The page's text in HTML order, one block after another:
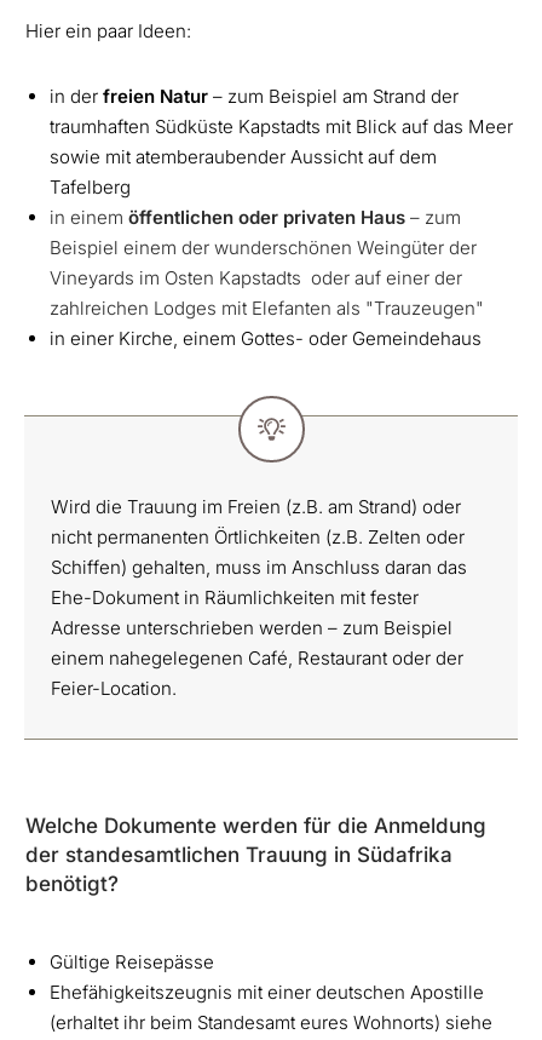
Hier ein paar Ideen:
in der freien Natur – zum Beispiel am Strand der
traumhaften Südküste Kapstadts mit Blick auf das Meer
sowie mit atemberaubender Aussicht auf dem
Tafelberg
in einem öffentlichen oder privaten Haus – zum
Beispiel einem der wunderschönen Weingüter der
Vineyards im Osten Kapstadts oder auf einer der
zahlreichen Lodges mit Elefanten als "Trauzeugen"
in einer Kirche, einem Gottes- oder Gemeindehaus
Wird die Trauung im Freien (z.B. am Strand) oder
nicht permanenten Örtlichkeiten (z.B. Zelten oder
Schiffen) gehalten, muss im Anschluss daran das
Ehe-Dokument in Räumlichkeiten mit fester
Adresse unterschrieben werden – zum Beispiel
einem nahegelegenen Café, Restaurant oder der
Feier-Location.
Welche Dokumente werden für die Anmeldung
der standesamtlichen Trauung in Südafrika
benötigt?
Gültige Reisepässe
Ehefähigkeitszeugnis mit einer deutschen Apostille
(erhaltet ihr beim Standesamt eures Wohnorts) siehe